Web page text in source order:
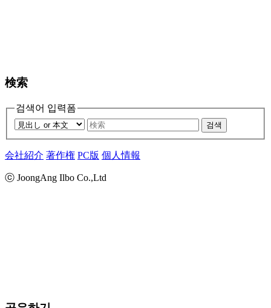
検索
검색어 입력폼
검색
会社紹介 著作権 PC版 個人情報
ⓒ JoongAng Ilbo Co.,Ltd